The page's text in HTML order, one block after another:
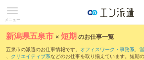
メニュー
新潟県五泉市 ×短期のお仕事一覧
五泉市の派遣のお仕事情報です。 オフィスワーク・事務系、
、 クリエイティブ系などのお仕事を取り揃えています。短期の